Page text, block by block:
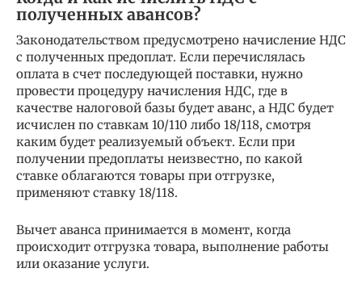
полученных авансов?
Законодательством предусмотрено начисление НДС
с полученных предоплат. Если перечислялась
оплата в счет последующей поставки, нужно
провести процедуру начисления НДС, где в
качестве налоговой базы будет аванс, а НДС будет
исчислен по ставкам 10/110 либо 18/118, смотря
каким будет реализуемый объект. Если при
получении предоплаты неизвестно, по какой
ставке облагаются товары при отгрузке,
применяют ставку 18/118.
Вычет аванса принимается в момент, когда
происходит отгрузка товара, выполнение работы
или оказание услуги.